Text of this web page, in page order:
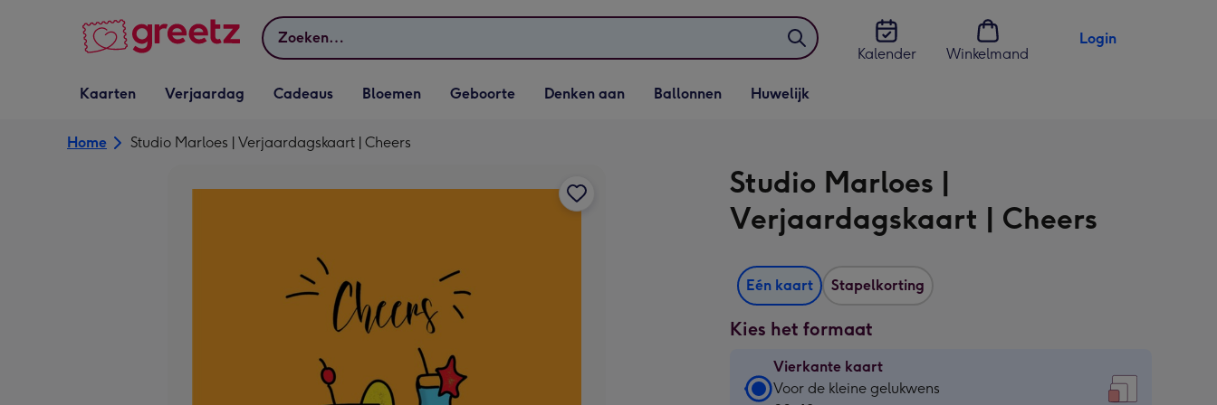
Zoeken
Kalender
Winkelmand
Login
Vervolgkeuzelijst
Kaarten openen
Kaarten
Vervolgkeuzelijst
Verjaardag openen
Verjaardag
Vervolgkeuzelijst
Cadeaus openen
Cadeaus
Vervolgkeuzelijst
Bloemen openen
Bloemen
Vervolgkeuzelijst
Geboorte openen
Geboorte
Vervolgkeuzelijst
Denken aan openen
Denken aan
Vervolgkeuzelijst
Ballonnen openen
Ballonnen
Vervolgkeuzelijst
Huwelijk openen
Huwelijk
Home Studio Marloes | Verjaardagskaart | Cheers
Studio Marloes |
Verjaardagskaart | Cheers
Eén kaart Stapelkorting
Kies het formaat
Vierkante kaart
Vierkante
Voor de kleine gelukwens